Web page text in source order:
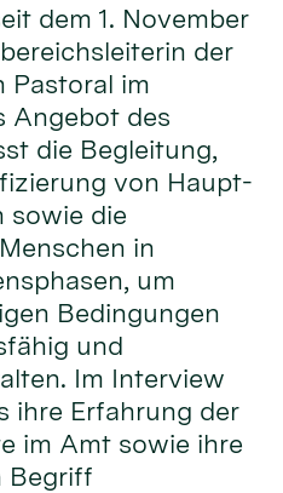
dem 1. November
der
Pastoral im
Angebot des
die Begleitung,
von Haupt-
sowie die
in
um
Bedingungen
und
Im Interview
ihre Erfahrung der
im Amt sowie ihre
Begriff